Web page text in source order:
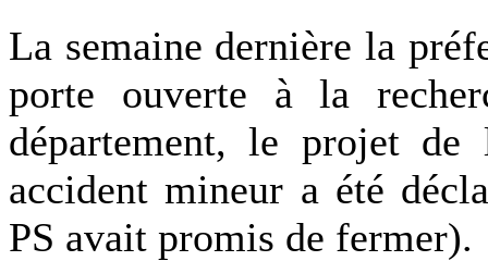
La semaine dernière la
porte ouverte à la
département, le projet
accident mineur a été
PS avait promis de fermer).